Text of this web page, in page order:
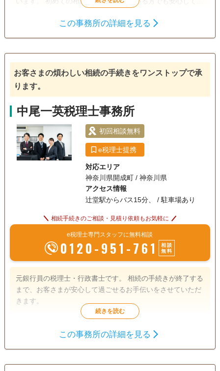
サービスを提供するために、小さなお悩みやご事情まできめ
生前贈与
訪問可 土日相談可 初回相談無料 オンライン面談可
事務所面談可
この事務所の詳細を見る
お客さまの煩わしい相続の手続きをワンストップで承
ります。
中尾一英税理士事務所
初回相談無料
e税理士提携
対応エリア
神奈川県開成町 / 神奈川県
アクセス情報
辻堂駅からバス15分、 / 駐車場あり
相続手続きのご相談・見積り依頼もお気軽に
e税理士専門スタッフに無料相談
0120-951-761
相談
無料
元銀行員の税理士・行政書士です。 相続の手続きが終了する
まで、お客さまが安心して過ごせるお手伝いをさせていただ
きます。
遺産分割
この事務所の詳細を見る